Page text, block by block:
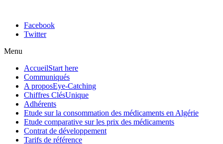
Facebook
Twitter
Menu
AccueilStart here
Communiqués
A proposEye-Catching
Chiffres ClésUnique
Adhérents
Etude sur la consommation des médicaments en Algérie
Etude comparative sur les prix des médicaments
Contrat de développement
Tarifs de référence